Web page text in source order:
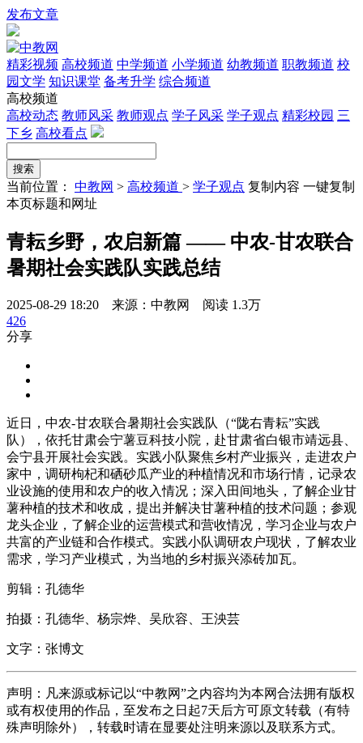
发布文章
精彩视频 高校频道 中学频道 小学频道 幼教频道 职教频道 校
园文学 知识课堂 备考升学 综合频道
高校频道
高校动态 教师风采 教师观点 学子风采 学子观点 精彩校园 三
下乡 高校看点
当前位置： 中教网 > 高校频道 > 学子观点 复制内容 一键复制
本页标题和网址
青耘乡野，农启新篇 —— 中农-甘农联合
暑期社会实践队实践总结
2025-08-29 18:20 来源：中教网 阅读 1.3万
426
分享
近日，中农-甘农联合暑期社会实践队（“陇右青耘”实践
队），依托甘肃会宁薯豆科技小院，赴甘肃省白银市靖远县、
会宁县开展社会实践。实践小队聚焦乡村产业振兴，走进农户
家中，调研枸杞和硒砂瓜产业的种植情况和市场行情，记录农
业设施的使用和农户的收入情况；深入田间地头，了解企业甘
薯种植的技术和收成，提出并解决甘薯种植的技术问题；参观
龙头企业，了解企业的运营模式和营收情况，学习企业与农户
共富的产业链和合作模式。实践小队调研农户现状，了解农业
需求，学习产业模式，为当地的乡村振兴添砖加瓦。
剪辑：孔德华
拍摄：孔德华、杨宗烨、吴欣容、王泱芸
文字：张博文
声明：凡来源或标记以“中教网”之内容均为本网合法拥有版权
或有权使用的作品，至发布之日起7天后方可原文转载（有特
殊声明除外），转载时请在显要处注明来源以及联系方式。